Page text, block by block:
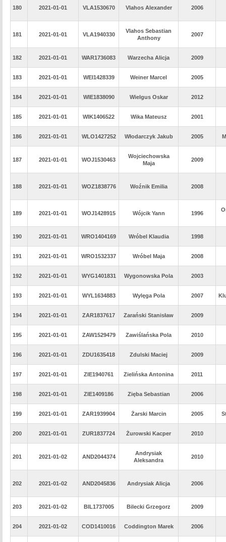
180 2021-01-01 VLA1530670 Vlahos Alexander 2006
181 2021-01-01 VLA1940330
Vlahos Sebastian
Anthony
2007
182 2021-01-01 WAR1736083 Warzecha Alicja 2009
183 2021-01-01 WEI1428339 Weiner Marcel 2005
184 2021-01-01 WIE1838090 Wielgus Oskar 2012
185 2021-01-01 WIK1406522 Wika Mateusz 2001
186 2021-01-01 WLO1427252 Włodarczyk Jakub 2005
187 2021-01-01 WOJ1530463
Wojciechowska
Maja
2009
188 2021-01-01 WOZ1838776 Woźnik Emilia 2008
189 2021-01-01 WOJ1428915 Wójcik Yann 1996
190 2021-01-01 WRO1404169 Wróbel Klaudia 1998
191 2021-01-01 WRO1532337 Wróbel Maja 2008
192 2021-01-01 WYG1401831 Wygonowska Pola 2003
193 2021-01-01 WYL1634883 Wylęga Pola 2007
194 2021-01-01 ZAR1837617 Zarański Stanisław 2009
195 2021-01-01 ZAW1529479 Zawiślańska Pola 2010
196 2021-01-01 ZDU1635418 Zdulski Maciej 2009
197 2021-01-01 ZIE1940761 Zielińska Antonina 2011
198 2021-01-01 ZIE1409186 Zięba Sebastian 2006
199 2021-01-01 ZAR1939904 Żarski Marcin 2005
200 2021-01-01 ZUR1837724 Żurowski Kacper 2010
201 2021-01-02 AND2044374
Andrysiak
Aleksandra
2010
202 2021-01-02 AND2045836 Andrysiak Alicja 2006
203 2021-01-02 BIL1737005 Bilecki Grzegorz 2009
204 2021-01-02 COD1410016 Coddington Marek 2006